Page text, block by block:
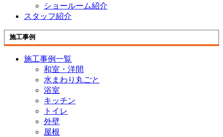
ショールーム紹介
スタッフ紹介
施工事例
施工事例一覧
和室・洋間
水まわり丸ごと
浴室
キッチン
トイレ
外壁
屋根